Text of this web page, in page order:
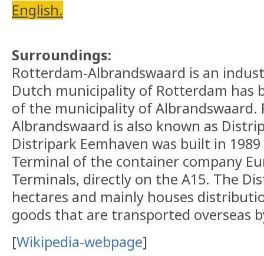
English.
Surroundings:
Rotterdam-Albrandswaard is an
Dutch municipality of Rotterdam
of the municipality of Albrandswaard.
Albrandswaard is also known as
Distripark Eemhaven was built in
Terminal of the container company
Terminals, directly on the A15. The
hectares and mainly houses
goods that are transported overseas
[Wikipedia-webpage]